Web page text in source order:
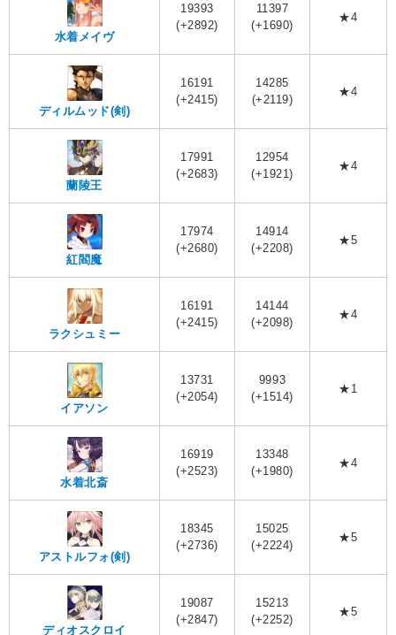
水着メイヴ
19393
(+2892)
11397
(+1690)
★4
ディルムッド(剣)
16191
(+2415)
14285
(+2119)
★4
蘭陵王
17991
(+2683)
12954
(+1921)
★4
紅閻魔
17974
(+2680)
14914
(+2208)
★5
ラクシュミー
16191
(+2415)
14144
(+2098)
★4
イアソン
13731
(+2054)
9993
(+1514)
★1
水着北斎
16919
(+2523)
13348
(+1980)
★4
アストルフォ(剣)
18345
(+2736)
15025
(+2224)
★5
ディオスクロイ
19087
(+2847)
15213
(+2252)
★5